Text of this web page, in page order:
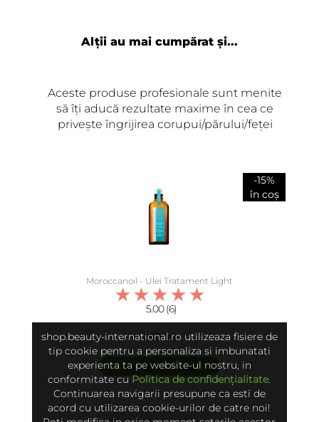
ÎNCARCA IMAGINI
Alții au mai cumpărat și...
Aceste produse profesionale sunt menite
să îți aducă rezultate maxime în cea ce
privește îngrijirea corupui/părului/feței
-15%
în coș
Moroccanoil - Ulei Tratament Light
5.00 (6)
250 lei
adaugă în coș
shop.beauty-international.ro utilizeaza fisiere de
tip cookie pentru a personaliza si imbunatati
experienta ta pe website-ul nostru, in
conformitate cu Politica de confidențialitate.
Continuarea navigarii presupune ca esti de
acord cu utilizarea cookie-urilor de catre noi!